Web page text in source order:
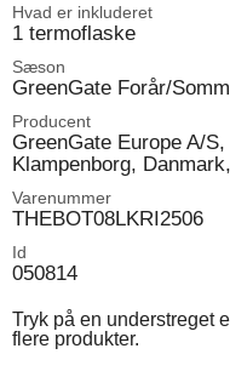
Hvad er inkluderet
1 termoflaske
Sæson
GreenGate Forår/
Producent
GreenGate Europe A/
Klampenborg,
Varenummer
THEBOT08LKRI2506
Id
050814
Tryk på en understreget
flere produkter.